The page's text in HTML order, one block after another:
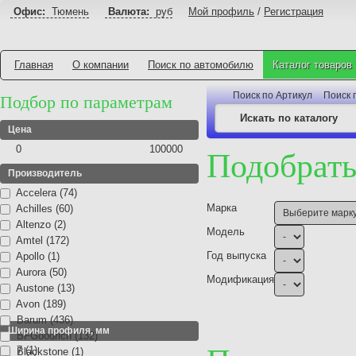
Офис: Тюмень Валюта: руб Мой профиль / Регистрация
Главная О компании Поиск по автомобилю Каталог товаров
Подбор по параметрам
Цена
0 100000
Производитель
Accelera (74)
Achilles (60)
Altenzo (2)
Amtel (172)
Apollo (1)
Aurora (50)
Austone (13)
Avon (189)
Barum (436)
BFGoodrich (132)
Blackstone (1)
Ширина профиля, мм
7 (1)
Поиск по Артикул Поиск
Марка
Модель
Год выпуска
Модификация